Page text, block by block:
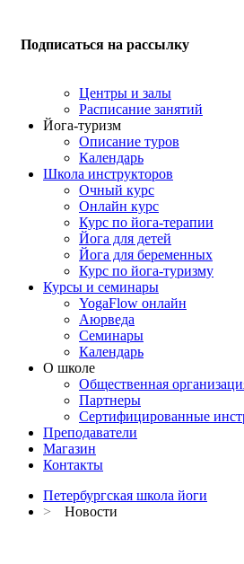
Подписаться на рассылку
Центры и залы
Расписание занятий
Йога-туризм
Описание туров
Календарь
Школа инструкторов
Очный курс
Онлайн курс
Курс по йога-терапии
Йога для детей
Йога для беременных
Курс по йога-туризму
Курсы и семинары
YogaFlow онлайн
Аюрведа
Семинары
Календарь
О школе
Общественная
Партнеры
Сертифицированные
Преподаватели
Магазин
Контакты
Петербургская школа йоги
>
Новости